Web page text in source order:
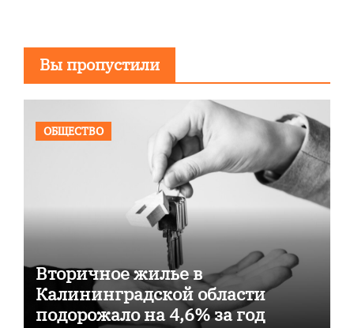
Вы пропустили
ОБЩЕСТВО
Вторичное жилье в
Калининградской области
подорожало на 4,6% за год